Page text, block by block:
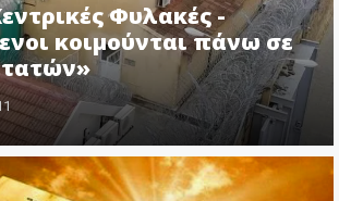
Φυλακές -
κοιμούνται πάνω σε